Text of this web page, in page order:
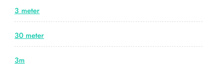
3 meter
30 meter
3m